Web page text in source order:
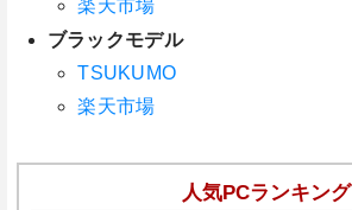
楽天市場
ブラックモデル
TSUKUMO
楽天市場
人気PCランキング